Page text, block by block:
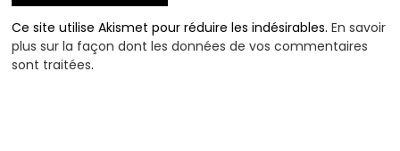
Ce site utilise Akismet pour réduire les indésirables.En savoir
plus sur la façon dont les données de vos commentaires
sont traitées.